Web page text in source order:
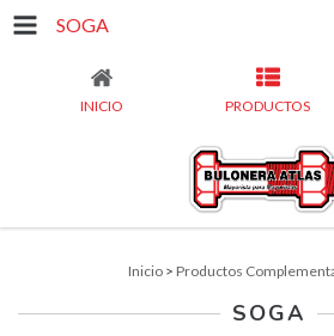
SOGA
INICIO PRODUCTOS
Inicio > Productos
SOGA